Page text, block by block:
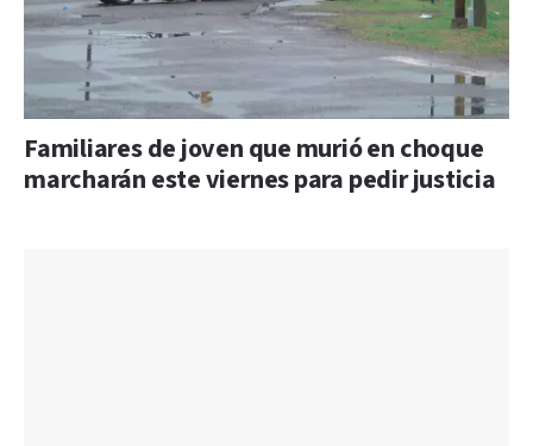
Familiares de joven que murió en choque
marcharán este viernes para pedir justicia